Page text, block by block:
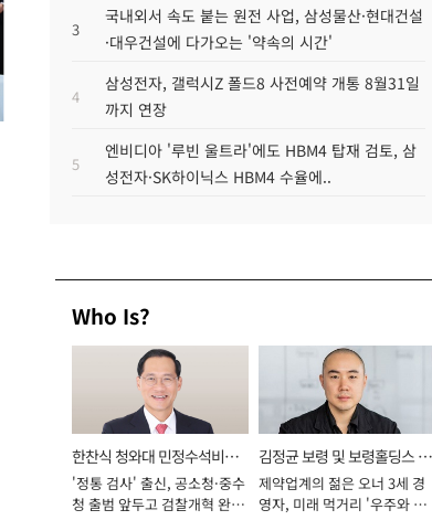
3
국내외서 속도 붙는 원전 사업, 삼성물산·현대건설
·대우건설에 다가오는 '약속의 시간'
4
삼성전자, 갤럭시Z 폴드8 사전예약 개통 8월31일
까지 연장
5
엔비디아 '루빈 울트라'에도 HBM4 탑재 검토, 삼
성전자·SK하이닉스 HBM4 수율에..
Who Is?
한찬식 청와대 민정수석비서
관
'정통 검사' 출신, 공소청·중수
청 출범 앞두고 검찰개혁 완수
김정균 보령 및 보령홀딩스 대
표이사 사장
제약업계의 젊은 오너 3세 경
영자, 미래 먹거리 '우주와 헬